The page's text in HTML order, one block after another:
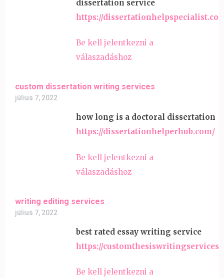
dissertation service
https://
Be kell jelentkezni a
válaszadáshoz
custom dissertation writing services
július 7, 2022
how long is a doctoral dissertation
https://dissertationhelperhub.com/
Be kell jelentkezni a
válaszadáshoz
writing editing services
július 7, 2022
best rated essay writing service
https://
Be kell jelentkezni a